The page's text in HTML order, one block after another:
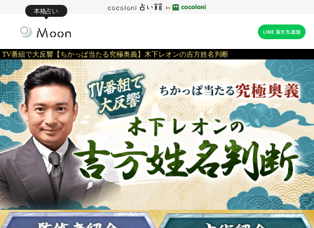
本格占い
TV番組で大反響【ちかっぱ当たる究極奥義】木下レオンの吉方姓名判断